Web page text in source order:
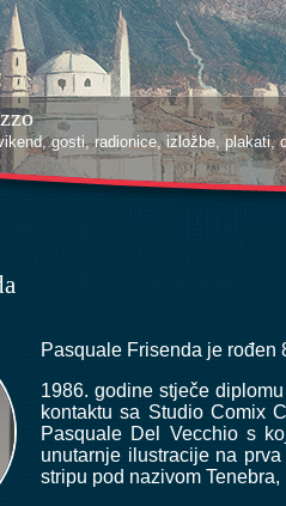
gosti, radionice, izložbe, plakati,
Pasquale Frisenda je rođen
1986. godine stječe
kontaktu sa Studio Comix
Pasquale Del Vecchio s
unutarnje ilustracije na
stripu pod nazivom